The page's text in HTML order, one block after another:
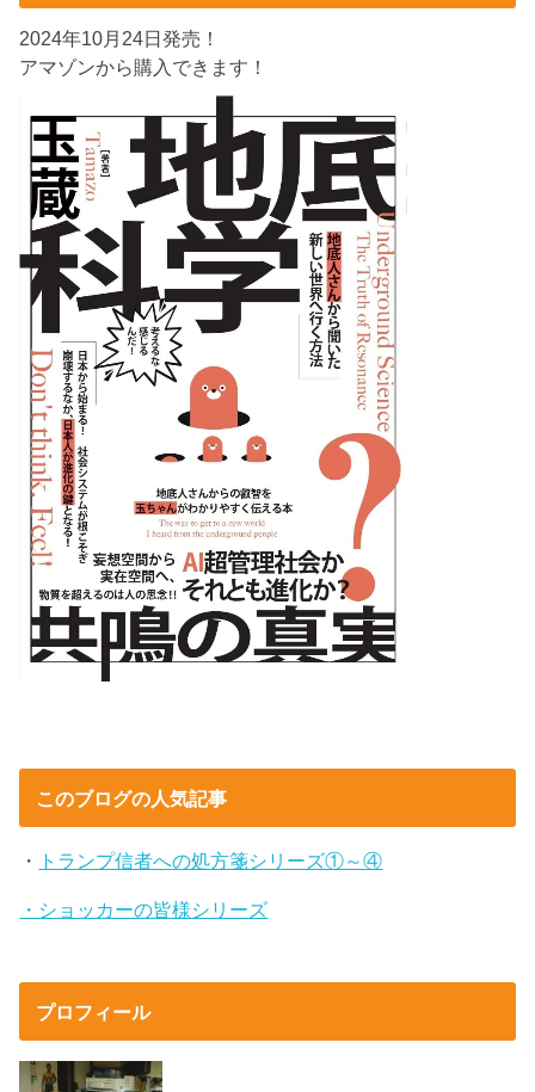
2024年10月24日発売！
アマゾンから購入できます！
このブログの人気記事
・ トランプ信者への処方箋シリーズ①～④
・ショッカーの皆様シリーズ
プロフィール